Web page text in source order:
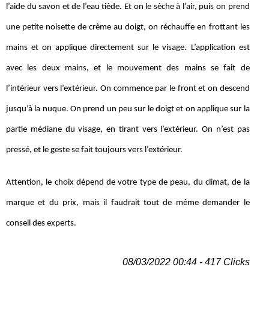
l’aide du savon et de l’eau tiède. Et on le sèche à l’air, puis on prend
une petite noisette de crème au doigt, on réchauffe en frottant les
mains et on applique directement sur le visage. L’application est
avec les deux mains, et le mouvement des mains se fait de
l’intérieur vers l’extérieur. On commence par le front et on descend
jusqu’à la nuque. On prend un peu sur le doigt et on applique sur la
partie médiane du visage, en tirant vers l’extérieur. On n’est pas
pressé, et le geste se fait toujours vers l’extérieur.
Attention, le choix dépend de votre type de peau, du climat, de la
marque et du prix, mais il faudrait tout de même demander le
conseil des experts.
08/03/2022 00:44 - 417 Clicks